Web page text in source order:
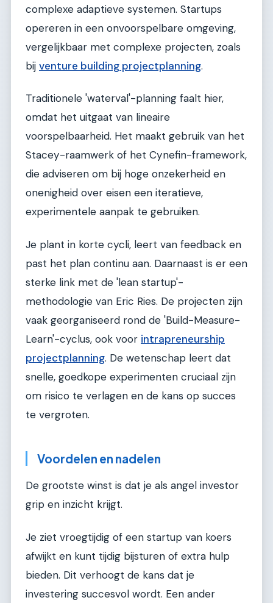
complexe adaptieve systemen. Startups
opereren in een onvoorspelbare omgeving,
vergelijkbaar met complexe projecten, zoals
bij venture building projectplanning.
Traditionele 'waterval'-planning faalt hier,
omdat het uitgaat van lineaire
voorspelbaarheid. Het maakt gebruik van het
Stacey-raamwerk of het Cynefin-framework,
die adviseren om bij hoge onzekerheid en
onenigheid over eisen een iteratieve,
experimentele aanpak te gebruiken.
Je plant in korte cycli, leert van feedback en
past het plan continu aan. Daarnaast is er een
sterke link met de 'lean startup'-
methodologie van Eric Ries. De projecten zijn
vaak georganiseerd rond de 'Build-Measure-
Learn'-cyclus, ook voor intrapreneurship
projectplanning. De wetenschap leert dat
snelle, goedkope experimenten cruciaal zijn
om risico te verlagen en de kans op succes
te vergroten.
Voordelen en nadelen
De grootste winst is dat je als angel investor
grip en inzicht krijgt.
Je ziet vroegtijdig of een startup van koers
afwijkt en kunt tijdig bijsturen of extra hulp
bieden. Dit verhoogt de kans dat je
investering succesvol wordt. Een ander